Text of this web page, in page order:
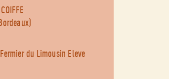
du Limousin Eleve